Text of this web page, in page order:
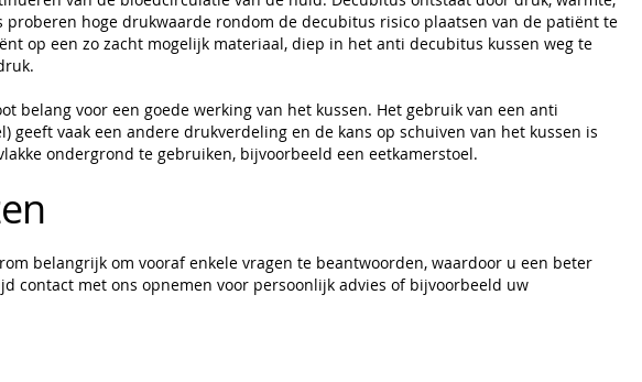
hoge drukwaarde rondom de decubitus risico plaatsen van de patiënt te
op een zo zacht mogelijk materiaal, diep in het anti decubitus kussen weg te
belang voor een goede werking van het kussen. Het gebruik van een anti
vaak een andere drukverdeling en de kans op schuiven van het kussen is
ondergrond te gebruiken, bijvoorbeeld een eetkamerstoel.
belangrijk om vooraf enkele vragen te beantwoorden, waardoor u een beter
contact met ons opnemen voor persoonlijk advies of bijvoorbeeld uw